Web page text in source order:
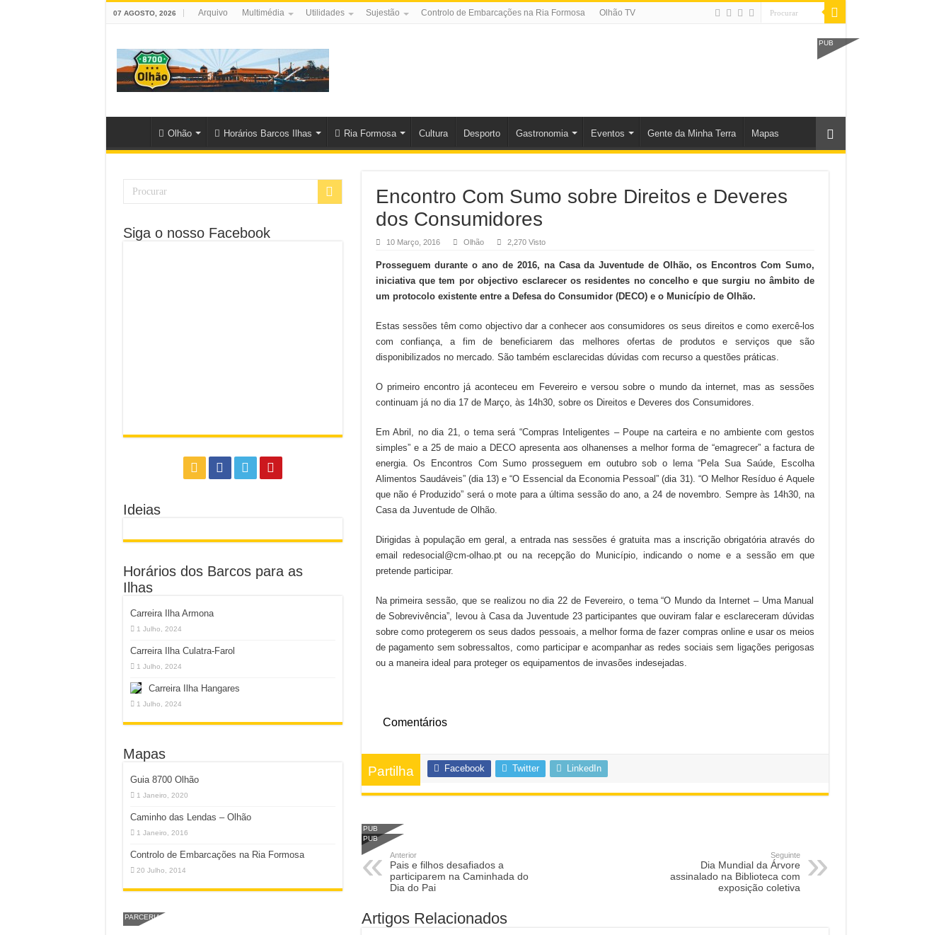
07 AGOSTO, 2026 Arquivo Multimédia Utilidades Sujestão Controlo de Embarcações na Ria Formosa Olhão TV
PUB
Olhão Horários Barcos Ilhas Ria Formosa Cultura Desporto Gastronomia Eventos Gente da Minha Terra Mapas
Encontro Com Sumo sobre Direitos e Deveres
dos Consumidores
10 Março, 2016 Olhão 2,270 Visto
Prosseguem durante o ano de 2016, na Casa da Juventude de Olhão, os Encontros Com Sumo,
iniciativa que tem por objectivo esclarecer os residentes no concelho e que surgiu no âmbito de
um protocolo existente entre a Defesa do Consumidor (DECO) e o Município de Olhão.
Estas sessões têm como objectivo dar a conhecer aos consumidores os seus direitos e como exercê-los
com confiança, a fim de beneficiarem das melhores ofertas de produtos e serviços que são
disponibilizados no mercado. São também esclarecidas dúvidas com recurso a questões práticas.
O primeiro encontro já aconteceu em Fevereiro e versou sobre o mundo da internet, mas as sessões
continuam já no dia 17 de Março, às 14h30, sobre os Direitos e Deveres dos Consumidores.
Em Abril, no dia 21, o tema será “Compras Inteligentes – Poupe na carteira e no ambiente com gestos
simples” e a 25 de maio a DECO apresenta aos olhanenses a melhor forma de “emagrecer” a factura de
energia. Os Encontros Com Sumo prosseguem em outubro sob o lema “Pela Sua Saúde, Escolha
Alimentos Saudáveis” (dia 13) e “O Essencial da Economia Pessoal” (dia 31). “O Melhor Resíduo é Aquele
que não é Produzido” será o mote para a última sessão do ano, a 24 de novembro. Sempre às 14h30, na
Casa da Juventude de Olhão.
Dirigidas à população em geral, a entrada nas sessões é gratuita mas a inscrição obrigatória através do
email redesocial@cm-olhao.pt ou na recepção do Município, indicando o nome e a sessão em que
pretende participar.
Na primeira sessão, que se realizou no dia 22 de Fevereiro, o tema “O Mundo da Internet – Uma Manual
de Sobrevivência”, levou à Casa da Juventude 23 participantes que ouviram falar e esclareceram dúvidas
sobre como protegerem os seus dados pessoais, a melhor forma de fazer compras online e usar os meios
de pagamento sem sobressaltos, como participar e acompanhar as redes sociais sem ligações perigosas
ou a maneira ideal para proteger os equipamentos de invasões indesejadas.
Comentários
Partilha Facebook Twitter LinkedIn
PUB
PUB
Anterior
Pais e filhos desafiados a
participarem na Caminhada do
Dia do Pai
Seguinte
Dia Mundial da Árvore
assinalado na Biblioteca com
exposição coletiva
Artigos Relacionados
Siga o nosso Facebook
Ideias
Horários dos Barcos para as
Ilhas
Carreira Ilha Armona
1 Julho, 2024
Carreira Ilha Culatra-Farol
1 Julho, 2024
Carreira Ilha Hangares
1 Julho, 2024
Mapas
Guia 8700 Olhão
1 Janeiro, 2020
Caminho das Lendas – Olhão
1 Janeiro, 2016
Controlo de Embarcações na Ria Formosa
20 Julho, 2014
PARCERIA